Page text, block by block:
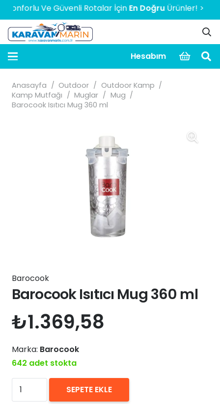
Ve Güvenli Rotalar İçinEn DoğruÜrünler! > > > > >
Hesabım
Anasayfa / Outdoor / Outdoor Kamp /
Kamp Mutfağı / Muglar / Mug /
Barocook Isıtıcı Mug 360 ml
Barocook
Barocook Isıtıcı Mug 360 ml
₺1.369,58
Marka: Barocook
642 adet stokta
Barocook
Isıtıcı
SEPETE EKLE